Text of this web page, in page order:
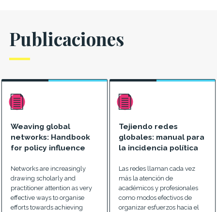
Publicaciones
Weaving global
networks: Handbook
for policy influence
Networks are increasingly
drawing scholarly and
practitioner attention as very
effective ways to organise
efforts towards achieving
Tejiendo redes
globales: manual para
la incidencia política
Las redes llaman cada vez
más la atención de
académicos y profesionales
como modos efectivos de
organizar esfuerzos hacia el